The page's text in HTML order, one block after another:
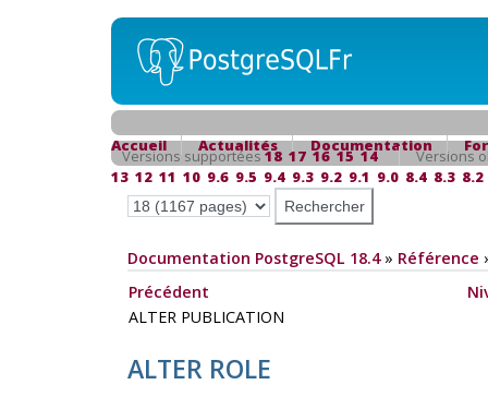
Accueil Actualités Documentation
Versions supportées18 17 16 15 14
Versions
13 12 11 10 9.6 9.5 9.4 9.3 9.2 9.1 9.0 8.4 8.3 8.2
Documentation PostgreSQL 18.4» Référence
Précédent
ALTER PUBLICATION
ALTER ROLE